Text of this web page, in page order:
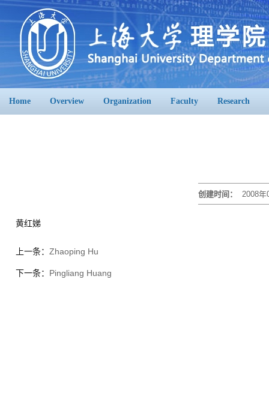
Home Overview Organization Faculty Research
创建时间： 2008年
黄红娣
上一条： Zhaoping Hu
下一条： Pingliang Huang